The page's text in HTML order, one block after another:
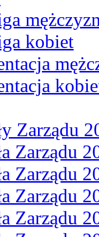
kobiet
Zarządu
Zarządu
Zarządu
Zarządu
Zarządu